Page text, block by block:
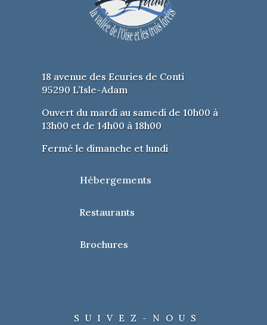
18 avenue des Ecuries de Conti
95290 L’Isle-Adam
Ouvert du mardi au samedi de 10h00 à
13h00 et de 14h00 à 18h00
Fermé le dimanche et lundi
Hébergements
Restaurants
Brochures
SUIVEZ-NOUS